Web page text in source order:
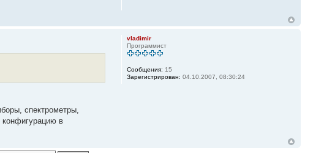
спектрометры,
в
vladimir
Программист
Сообщения: 15
Зарегистрирован: 04.10.2007, 08:30:24